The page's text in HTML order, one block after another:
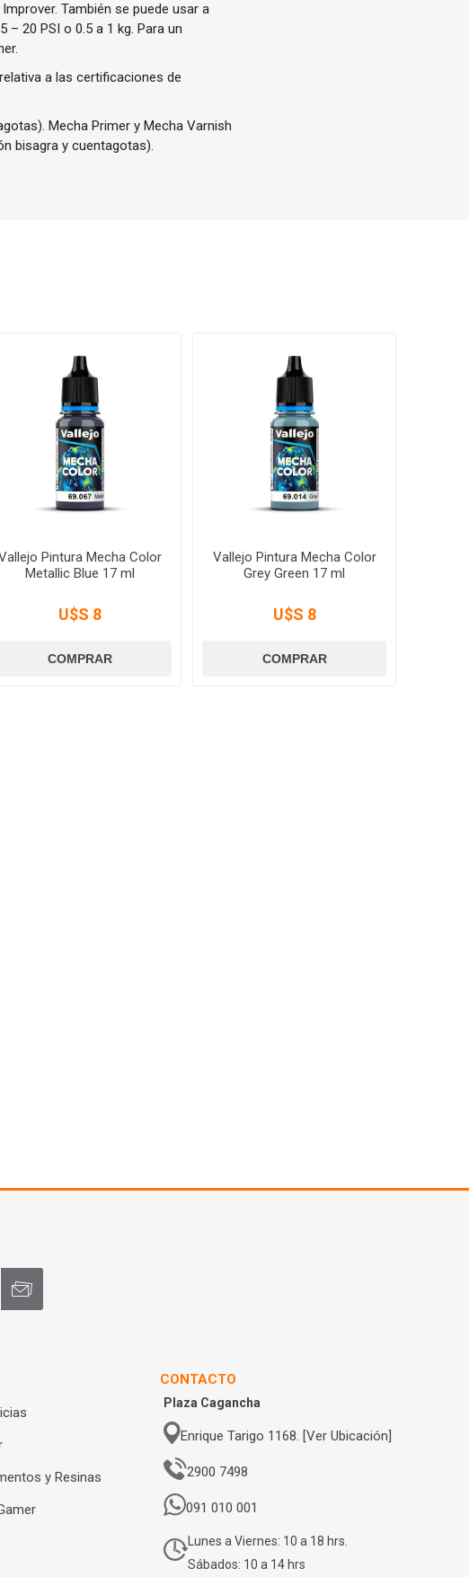
También se puede usar a
20 PSI o 0.5 a 1 kg. Para un
a las certificaciones de
Mecha Primer y Mecha Varnish
bisagra y cuentagotas).
Pintura Mecha Color
Metallic Blue 17 ml
U$S 8
Vallejo Pintura Mecha Color
Grey Green 17 ml
U$S 8
y Resinas
CONTACTO
Plaza Cagancha
Enrique Tarigo 1168. [Ver Ubicación]
2900 7498
091 010 001
Lunes a Viernes: 10 a 18 hrs.
Sábados: 10 a 14 hrs